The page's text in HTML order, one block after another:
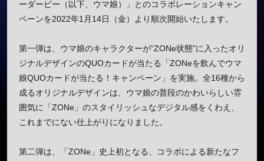
ーダービー（以下、ウマ娘）」とのコラボレーションキャン
ペーンを2022年1月14日（金）より順次開始いたします。
第一弾は、ウマ娘のキャラクターが“ZONe状態”に入ったオリ
ジナルデザインのQUOカードが当たる「ZONeを飲んでウマ
娘QUOカードが当たる！キャンペーン」を実施。全16種から
成るオリジナルデザインは、ウマ娘の普段のかわいらしい雰
囲気に「ZONe」のスタイリッシュなデジタル感をくわえ、
これまでにない仕上がりになりました。
第二弾は、「ZONe」史上初となる、コラボによる新たなフ